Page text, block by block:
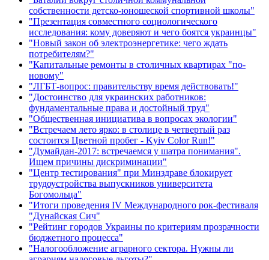
собственности детско-юношеской спортивной школы"
"Презентация совместного социологического
исследования: кому доверяют и чего боятся украинцы"
"Новый закон об электроэнергетике: чего ждать
потребителям?"
"Капитальные ремонты в столичных квартирах "по-
новому"
"ЛГБТ-вопрос: правительству время действовать!"
"Достоинство для украинских работников:
фундаментальные права и достойный труд"
"Общественная инициатива в вопросах экологии"
"Встречаем лето ярко: в столице в четвертый раз
состоится Цветной пробег - Kyiv Color Run!"
"Думайдан-2017: встречаемся у шатра понимания".
Ищем причины дискриминации"
"Центр тестирования" при Минздраве блокирует
трудоустройства выпускников университета
Богомольца"
"Итоги проведения IV Международного рок-фестиваля
"Дунайская Сич"
"Рейтинг городов Украины по критериям прозрачности
бюджетного процесса"
"Налогообложение аграрного сектора. Нужны ли